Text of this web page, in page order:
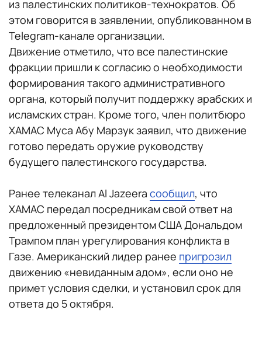
из палестинских политиков-технократов. Об
этом говорится в заявлении, опубликованном в
Telegram-канале организации.
Движение отметило, что все палестинские
фракции пришли к согласию о необходимости
формирования такого административного
органа, который получит поддержку арабских и
исламских стран. Кроме того, член политбюро
ХАМАС Муса Абу Марзук заявил, что движение
готово передать оружие руководству
будущего палестинского государства.
Ранее телеканал Al Jazeera сообщил, что
ХАМАС передал посредникам свой ответ на
предложенный президентом США Дональдом
Трампом план урегулирования конфликта в
Газе. Американский лидер ранее пригрозил
движению «невиданным адом», если оно не
примет условия сделки, и установил срок для
ответа до 5 октября.